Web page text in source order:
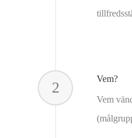
2
Vem?
Vem